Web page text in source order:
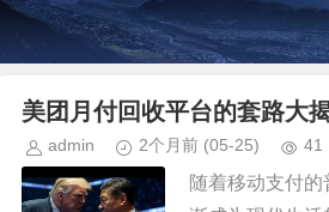
美团月付回收平台的套路大
admin 2个月前 (05-25) 41
随着移动支付